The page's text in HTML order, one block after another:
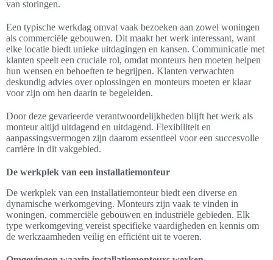
van storingen.
Een typische werkdag omvat vaak bezoeken aan zowel woningen
als commerciële gebouwen. Dit maakt het werk interessant, want
elke locatie biedt unieke uitdagingen en kansen. Communicatie met
klanten speelt een cruciale rol, omdat monteurs hen moeten helpen
hun wensen en behoeften te begrijpen. Klanten verwachten
deskundig advies over oplossingen en monteurs moeten er klaar
voor zijn om hen daarin te begeleiden.
Door deze gevarieerde verantwoordelijkheden blijft het werk als
monteur altijd uitdagend en uitdagend. Flexibiliteit en
aanpassingsvermogen zijn daarom essentieel voor een succesvolle
carrière in dit vakgebied.
De werkplek van een installatiemonteur
De werkplek van een installatiemonteur biedt een diverse en
dynamische werkomgeving. Monteurs zijn vaak te vinden in
woningen, commerciële gebouwen en industriële gebieden. Elk
type werkomgeving vereist specifieke vaardigheden en kennis om
de werkzaamheden veilig en efficiënt uit te voeren.